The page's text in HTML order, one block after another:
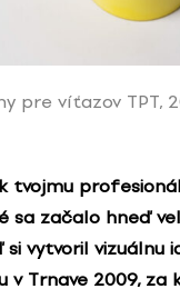
pre víťazov TPT,
tvojmu
sa začalo hneď
si vytvoril vizuálnu
v Trnave 2009, za